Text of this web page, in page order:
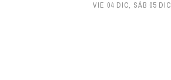
VIE 04 DIC, SÁB 05 DIC